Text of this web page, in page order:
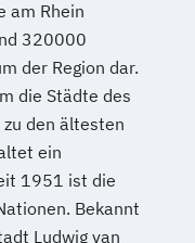
am Rhein
320000
der Region dar.
die Städte des
zu den ältesten
ein
1951 ist die
Bekannt
Ludwig van